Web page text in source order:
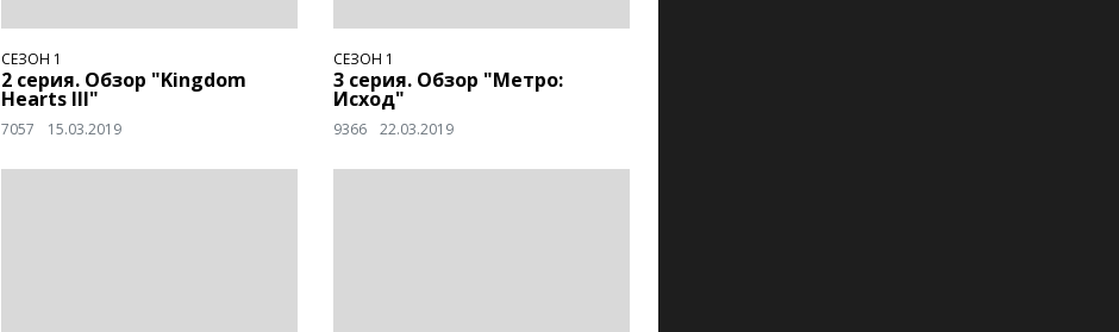
СЕЗОН 1
2 серия. Обзор "Kingdom
Hearts III"
7057 15.03.2019
СЕЗОН 1
3 серия. Обзор "Метро:
Исход"
9366 22.03.2019